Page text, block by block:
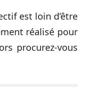
est loin d’être
réalisé pour
procurez-vous